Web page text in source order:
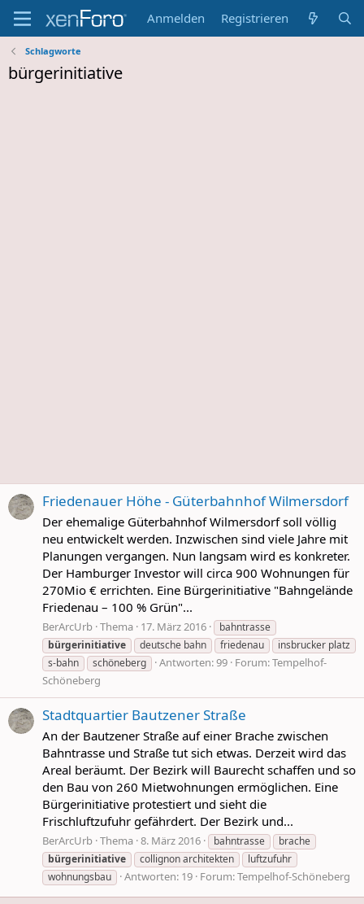
Anmelden Registrieren
Schlagworte
bürgerinitiative
Friedenauer Höhe - Güterbahnhof Wilmersdorf
Der ehemalige Güterbahnhof Wilmersdorf soll völlig
neu entwickelt werden. Inzwischen sind viele Jahre mit
Planungen vergangen. Nun langsam wird es konkreter.
Der Hamburger Investor will circa 900 Wohnungen für
270Mio € errichten. Eine Bürgerinitiative "Bahngelände
Friedenau – 100 % Grün"...
BerArcUrb Thema 17. März 2016
bahntrasse
bürgerinitiative
deutsche bahn friedenau
insbrucker platz
s-bahn
schöneberg Antworten: 99 Forum:Tempelhof-
Schöneberg
Stadtquartier Bautzener Straße
An der Bautzener Straße auf einer Brache zwischen
Bahntrasse und Straße tut sich etwas. Derzeit wird das
Areal beräumt. Der Bezirk will Baurecht schaffen und so
den Bau von 260 Mietwohnungen ermöglichen. Eine
Bürgerinitiative protestiert und sieht die
Frischluftzufuhr gefährdert. Der Bezirk und...
BerArcUrb Thema 8. März 2016 bahntrasse
brache
bürgerinitiative
collignon architekten
luftzufuhr
wohnungsbau
Antworten: 19 Forum:Tempelhof-Schöneberg